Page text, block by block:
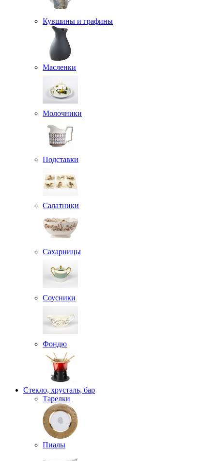
Кувшины и графины
Масленки
Молочники
Подставки
Салатники
Сахарницы
Соусники
Фондю
Стекло, хрусталь, бар
Тарелки
Пиалы